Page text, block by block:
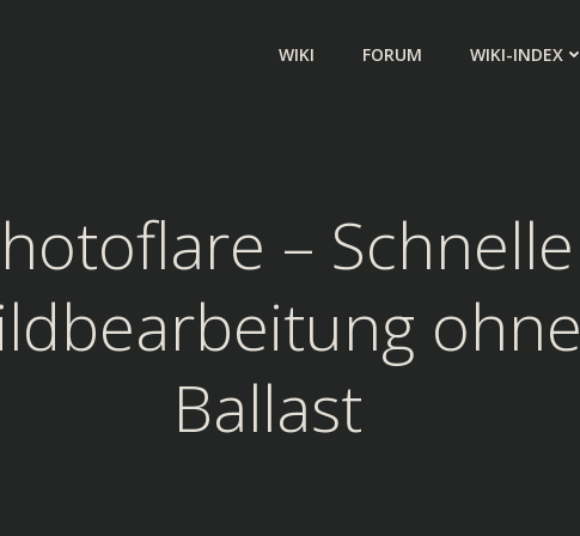
WIKI FORUM WIKI-INDEX
– Schnelle
ohne
Ballast